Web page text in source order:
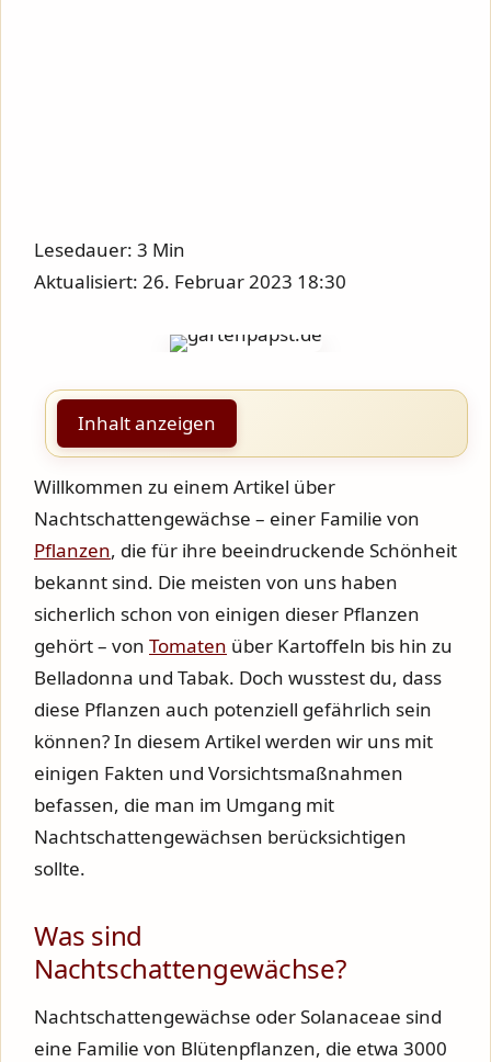
Lesedauer: 3 Min
Aktualisiert: 26. Februar 2023 18:30
Inhalt anzeigen
Willkommen zu einem Artikel über
Nachtschattengewächse – einer Familie von
Pflanzen, die für ihre beeindruckende Schönheit
bekannt sind. Die meisten von uns haben
sicherlich schon von einigen dieser Pflanzen
gehört – von Tomaten über Kartoffeln bis hin zu
Belladonna und Tabak. Doch wusstest du, dass
diese Pflanzen auch potenziell gefährlich sein
können? In diesem Artikel werden wir uns mit
einigen Fakten und Vorsichtsmaßnahmen
befassen, die man im Umgang mit
Nachtschattengewächsen berücksichtigen
sollte.
Was sind
Nachtschattengewächse?
Nachtschattengewächse oder Solanaceae sind
eine Familie von Blütenpflanzen, die etwa 3000